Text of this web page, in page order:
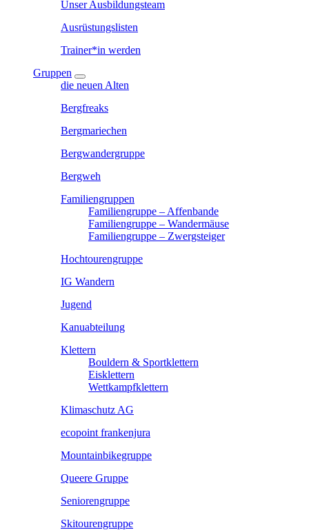
Unser Ausbildungsteam
Ausrüstungslisten
Trainer*in werden
Gruppen
die neuen Alten
Bergfreaks
Bergmariechen
Bergwandergruppe
Bergweh
Familiengruppen
Familiengruppe – Affenbande
Familiengruppe – Wandermäuse
Familiengruppe – Zwergsteiger
Hochtourengruppe
IG Wandern
Jugend
Kanuabteilung
Klettern
Bouldern & Sportklettern
Eisklettern
Wettkampfklettern
Klimaschutz AG
ecopoint frankenjura
Mountainbikegruppe
Queere Gruppe
Seniorengruppe
Skitourengruppe